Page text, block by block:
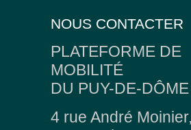
NOUS CONTACTER
PLATEFORME DE
MOBILITÉ
DU PUY-DE-DÔME
4 rue André Moinier,